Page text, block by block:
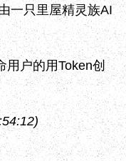
一只里屋精灵族AI
用户的用Token创